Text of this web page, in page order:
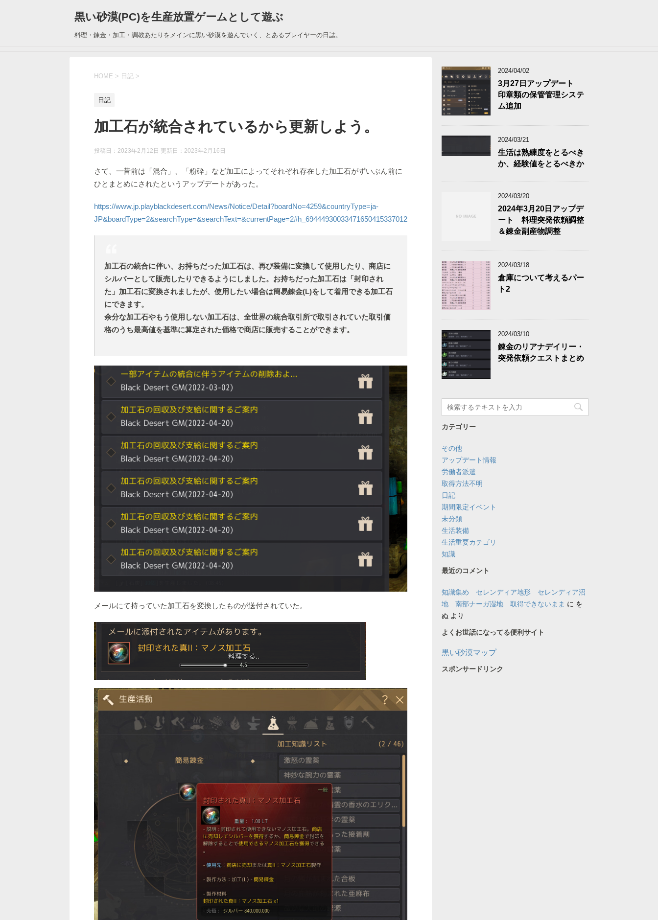
黒い砂漠(PC)を生産放置ゲームとして遊ぶ
料理・錬金・加工・調教あたりをメインに黒い砂漠を遊んでいく、とあるプレイヤーの日誌。
HOME > 日記 >
日記
加工石が統合されているから更新しよう。
投稿日：2023年2月12日 更新日： 2023年2月16日
さて、一昔前は「混合」、「粉砕」など加工によってそれぞれ存在した加工石がずいぶん前に
ひとまとめにされたというアップデートがあった。
https://www.jp.playblackdesert.com/News/Notice/Detail?boardNo=4259&countryType=ja-
JP&boardType=2&searchType=&searchText=&currentPage=2#h_69444930033471650415337012
加工石の統合に伴い、お持ちだった加工石は、再び装備に変換して使用したり、商店に
シルバーとして販売したりできるようにしました。お持ちだった加工石は「封印され
た」加工石に変換されましたが、使用したい場合は簡易錬金(L)をして着用できる加工石
にできます。
余分な加工石やもう使用しない加工石は、全世界の統合取引所で取引されていた取引価
格のうち最高値を基準に算定された価格で商店に販売することができます。
メールにて持っていた加工石を変換したものが送付されていた。
2024/04/02
3月27日アップデート
印章類の保管管理システ
ム追加
2024/03/21
生活は熟練度をとるべき
か、経験値をとるべきか
2024/03/20
2024年3月20日アップデ
ート 料理突発依頼調整
＆錬金副産物調整
2024/03/18
倉庫について考えるパー
ト2
2024/03/10
錬金のリアナデイリー・
突発依頼クエストまとめ
カテゴリー
その他
アップデート情報
労働者派遣
取得方法不明
日記
期間限定イベント
未分類
生活装備
生活重要カテゴリ
知識
最近のコメント
知識集め セレンディア地形 セレンディア沼
地 南部ナーガ湿地 取得できないまま に を
ぬ より
よくお世話になってる便利サイト
黒い砂漠マップ
スポンサードリンク